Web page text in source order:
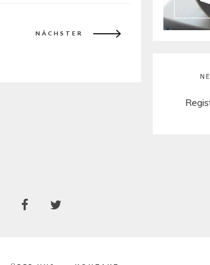
NÄCHSTER